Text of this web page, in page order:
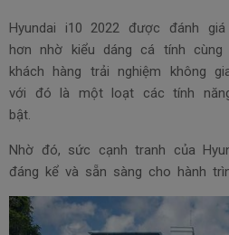
Hyundai i10 2022 được đánh
hơn nhờ kiểu dáng cá tính
khách hàng trải nghiệm không
với đó là một loạt các tính
bật.
Nhờ đó, sức cạnh tranh của
đáng kể và sẵn sàng cho hành